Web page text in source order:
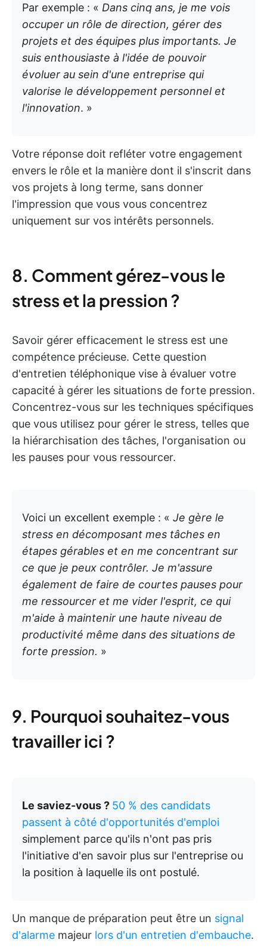
Par exemple : « Dans cinq ans, je me vois
occuper un rôle de direction, gérer des
projets et des équipes plus importants. Je
suis enthousiaste à l'idée de pouvoir
évoluer au sein d'une entreprise qui
valorise le développement personnel et
l'innovation. »
Votre réponse doit refléter votre engagement
envers le rôle et la manière dont il s'inscrit dans
vos projets à long terme, sans donner
l'impression que vous vous concentrez
uniquement sur vos intérêts personnels.
8. Comment gérez-vous le
stress et la pression ?
Savoir gérer efficacement le stress est une
compétence précieuse. Cette question
d'entretien téléphonique vise à évaluer votre
capacité à gérer les situations de forte pression.
Concentrez-vous sur les techniques spécifiques
que vous utilisez pour gérer le stress, telles que
la hiérarchisation des tâches, l'organisation ou
les pauses pour vous ressourcer.
Voici un excellent exemple : « Je gère le
stress en décomposant mes tâches en
étapes gérables et en me concentrant sur
ce que je peux contrôler. Je m'assure
également de faire de courtes pauses pour
me ressourcer et me vider l'esprit, ce qui
m'aide à maintenir une haute niveau de
productivité même dans des situations de
forte pression. »
9. Pourquoi souhaitez-vous
travailler ici ?
Le saviez-vous ? 50 % des candidats
passent à côté d'opportunités d'emploi
simplement parce qu'ils n'ont pas pris
l'initiative d'en savoir plus sur l'entreprise ou
la position à laquelle ils ont postulé.
Un manque de préparation peut être un signal
d'alarme majeur lors d'un entretien d'embauche.